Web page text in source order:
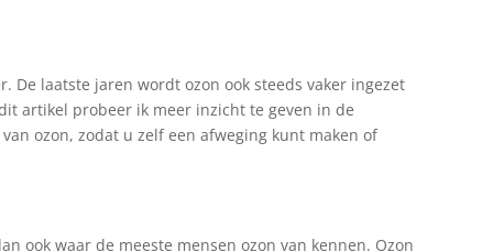
laatste jaren wordt ozon ook steeds vaker ingezet
artikel probeer ik meer inzicht te geven in de
ozon, zodat u zelf een afweging kunt maken of
ook waar de meeste mensen ozon van kennen. Ozon